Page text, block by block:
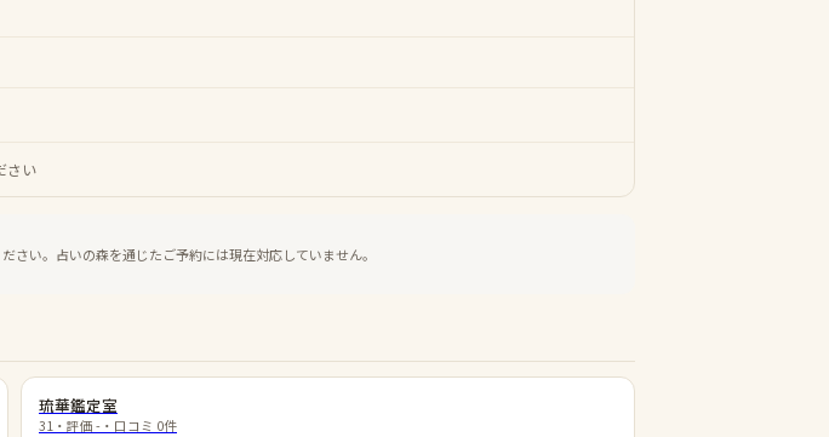
さい
さい。占いの森を通じたご予約には現在対応していません。
琉華鑑定室
31 ・評価 - ・口コミ 0件